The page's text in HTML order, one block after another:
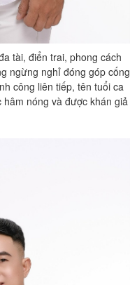
tài, điển trai, phong cách
ngừng nghỉ đóng góp cống
công liên tiếp, tên tuổi ca
nóng và được khán giả